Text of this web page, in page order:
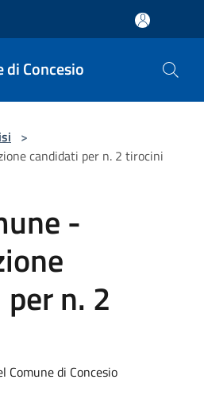
di Concesio
>
candidati per n. 2 tirocini
-
n. 2
Comune di Concesio